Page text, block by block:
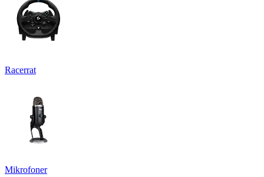
Racerrat
Mikrofoner